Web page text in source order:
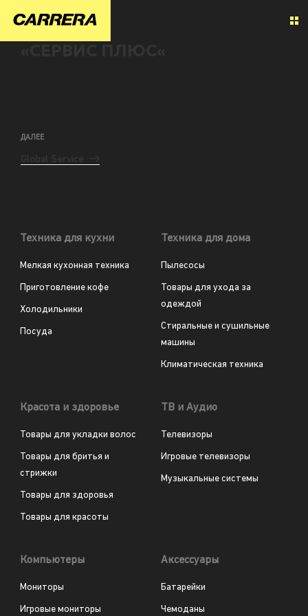
ДАЛЕЕ
Техника для кухни
Мелкая кухонная техника
Приготовление кофе
Холодильники
Посуда
Техника для дома
Пылесосы
Товары для ухода за
одеждой
Стиральные и сушильные
машины
Климатическая техника
Красота и здоровье
Товары для укладки волос
Товары для бритья и
стрижки
Товары для здоровья
Товары для красоты
ТВ и Аудио
Телевизоры
Игровые телевизоры
Музыкальные системы
Компьютеры
Мониторы
Игровые мониторы
Аксессуары
Батарейки
Чемоданы